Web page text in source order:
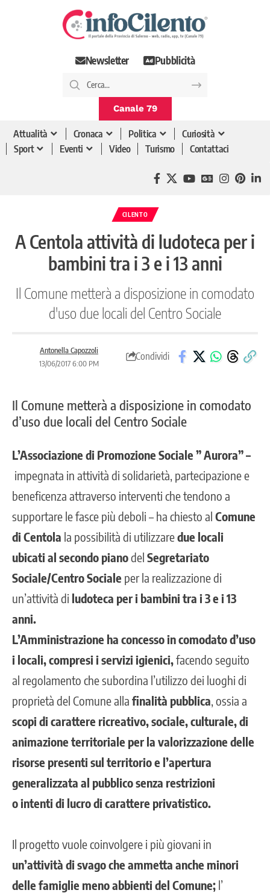
Newsletter Pubblicità
Canale 79
Attualità Cronaca Politica
Curiosità
Sport
Eventi Video Turismo Contattaci
CILENTO
A Centola attività di ludoteca per i
bambini tra i 3 e i 13 anni
Il Comune metterà a disposizione in comodato
d'uso due locali del Centro Sociale
Antonella Capozzoli
13/06/2017 6:00 PM
Condividi
Il Comune metterà a disposizione in comodato
d’uso due locali del Centro Sociale
L’Associazione di Promozione Sociale ” Aurora” –
impegnata in attività di solidarietà, partecipazione e
beneficenza attraverso interventi che tendono a
supportare le fasce più deboli – ha chiesto al Comune
di Centola la possibilità di utilizzaredue locali
ubicati al secondo pianodel Segretariato
Sociale/Centro Sociale per la realizzazione di
un’attività di ludoteca per i bambini tra i 3 e i 13
anni.
L’Amministrazione ha concesso in comodato d’uso
i locali, compresi i servizi igienici,facendo seguito
al regolamento che subordina l’utilizzo dei luoghi di
proprietà del Comune alla finalità pubblica , ossia a
scopi di carattere ricreativo, sociale, culturale, di
animazione territoriale per la valorizzazione delle
risorse presenti sul territorio e l’apertura
generalizzata al pubblico senza restrizioni
o intenti di lucro di carattere privatistico.
Il progetto vuole coinvolgere i più giovani in
un’attività di svago che ammetta anche minori
delle famiglie meno abbienti del Comune; l’